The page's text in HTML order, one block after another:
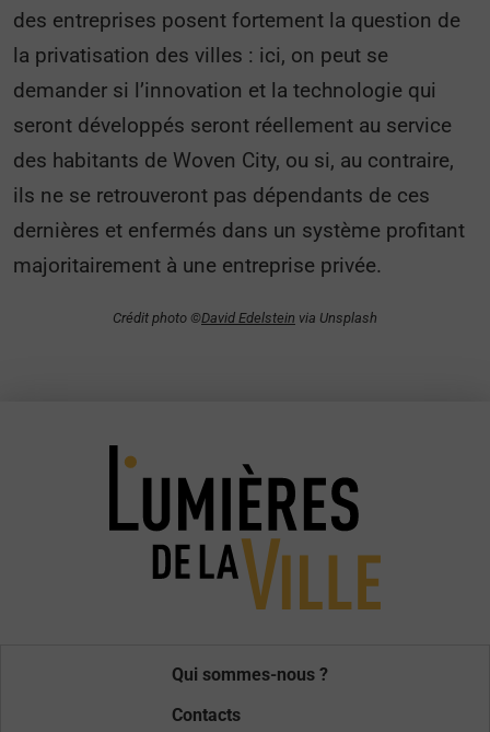
des entreprises posent fortement la question de
la privatisation des villes : ici, on peut se
demander si l’innovation et la technologie qui
seront développés seront réellement au service
des habitants de Woven City, ou si, au contraire,
ils ne se retrouveront pas dépendants de ces
dernières et enfermés dans un système profitant
majoritairement à une entreprise privée.
Crédit photo ©David Edelstein via Unsplash
Qui sommes-nous ?
Contacts